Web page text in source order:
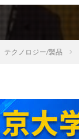
テクノロジー/製品